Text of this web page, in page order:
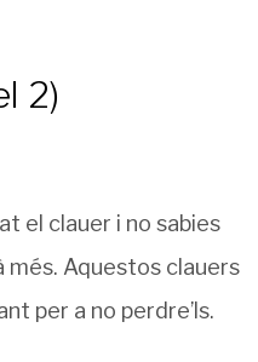
2)
el clauer i no sabies
més. Aquestos clauers
per a no perdre’ls.